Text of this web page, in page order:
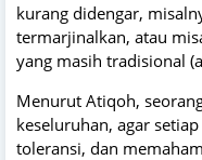
kurang didengar,
termarjinalkan, atau
yang masih tradisional
Menurut Atiqoh,
keseluruhan, agar
toleransi, dan